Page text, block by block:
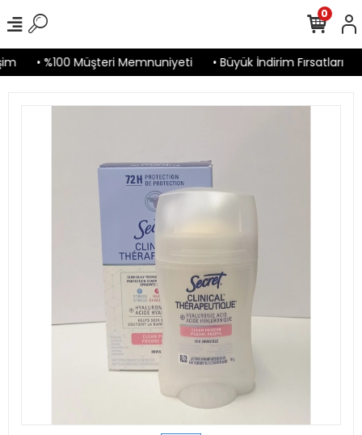
• %100 Müşteri Memnuniyeti • Büyük İndirim Fırsatları
0